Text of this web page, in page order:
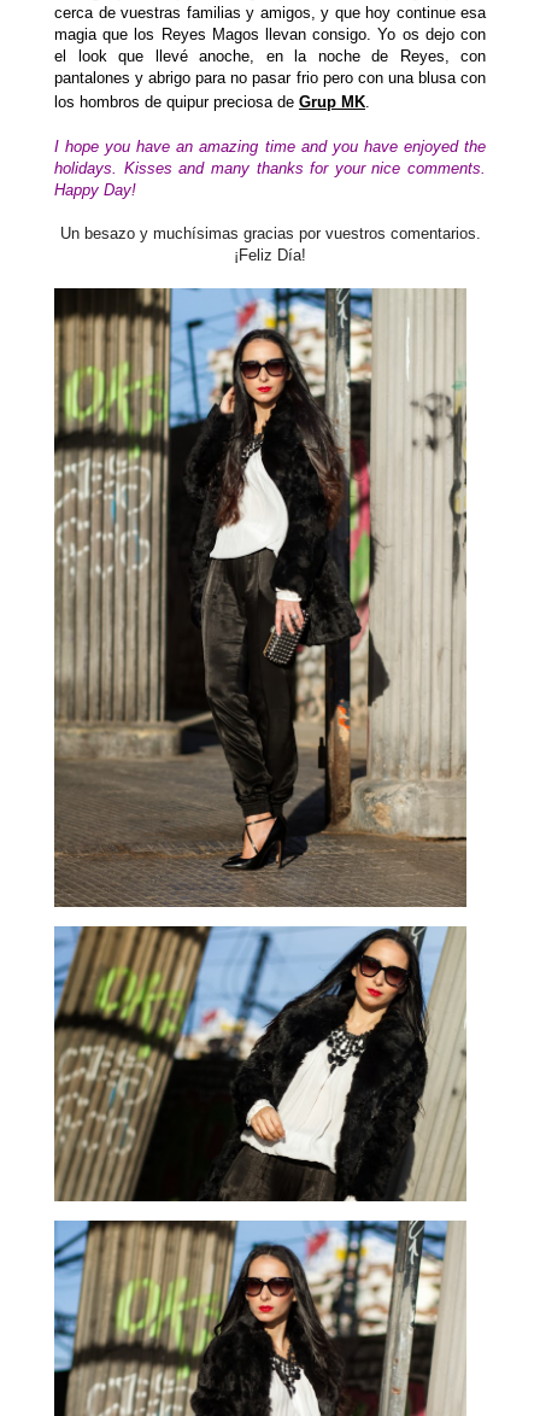
cerca de vuestras familias y amigos, y que hoy continue esa
magia que los Reyes Magos llevan consigo. Yo os dejo con
el look que llevé anoche, en la noche de Reyes, con
pantalones y abrigo para no pasar frio pero con una blusa con
los hombros de quipur preciosa de Grup MK
I hope you have an amazing time and you have enjoyed the
holidays. Kisses and many thanks for your nice comments.
Happy Day!
Un besazo y muchísimas gracias por vuestros comentarios.
¡Feliz Día!